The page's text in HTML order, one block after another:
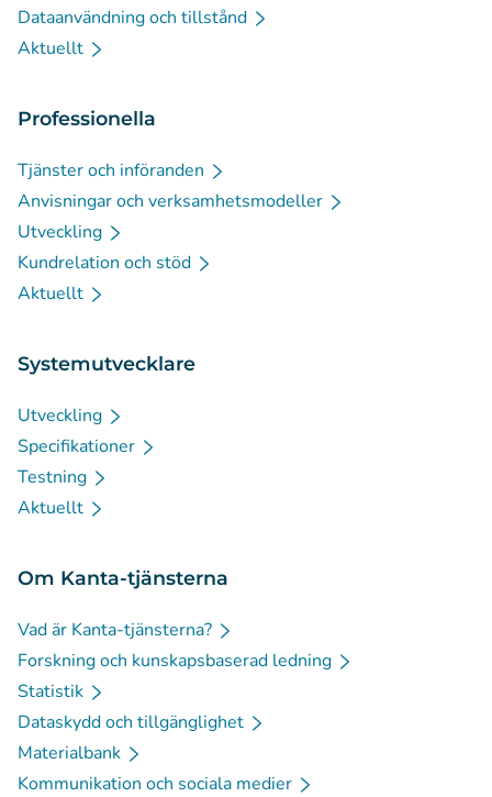
Dataanvändning och tillstånd
Aktuellt
Professionella
Tjänster och införanden
Anvisningar och verksamhetsmodeller
Utveckling
Kundrelation och stöd
Aktuellt
Systemutvecklare
Utveckling
Specifikationer
Testning
Aktuellt
Om Kanta-tjänsterna
Vad är Kanta-tjänsterna?
Forskning och kunskapsbaserad ledning
Statistik
Dataskydd och tillgänglighet
Materialbank
Kommunikation och sociala medier